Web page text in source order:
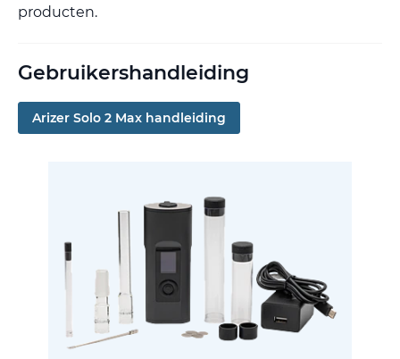
producten.
Gebruikershandleiding
Arizer Solo 2 Max handleiding